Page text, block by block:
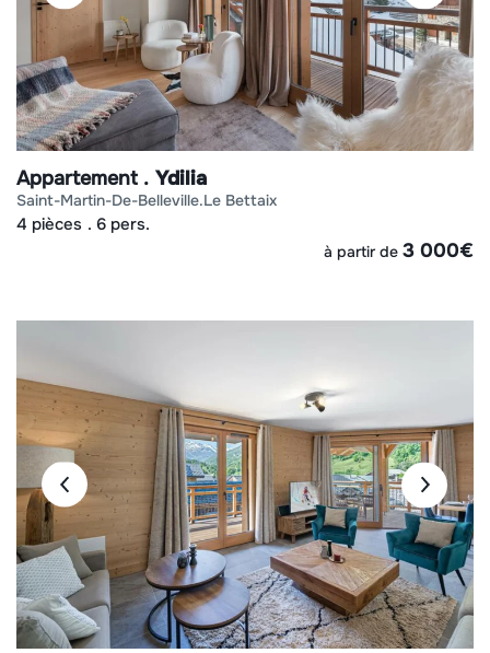
Appartement Ydilia
saint-martin-de-belleville le bettaix
4 pièces 6 pers.
à partir de 3 000€